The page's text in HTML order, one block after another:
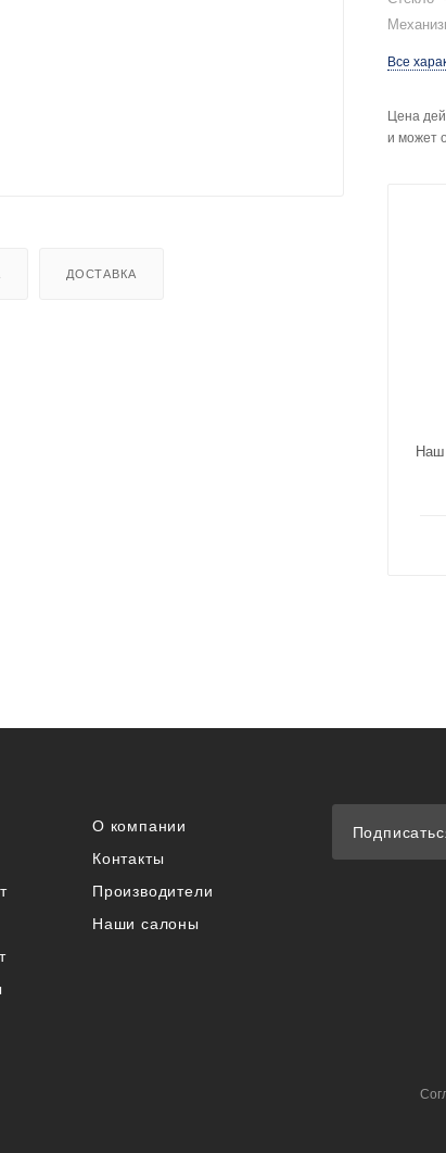
ДОСТАВКА
Все
Цена
и может
Наш
О компании
Контакты
Производители
Наши салоны